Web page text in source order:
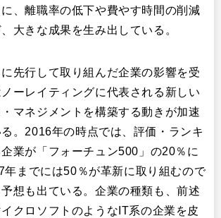
、離職率の低下や費やす時間の削減
大きな成果を生み出している。​
先行して取り組んだ企業の影響を受
ーレイティングに代表される新しい
マネジメントを構築する動きが加速
。2016年の時点では、評価・ランキ
業が「フォーチュン500」の20％に
年までには50％が革新に取り組むので
想も出ている。企業の種類も、前述
クロソフトのようなIT系の企業を皮